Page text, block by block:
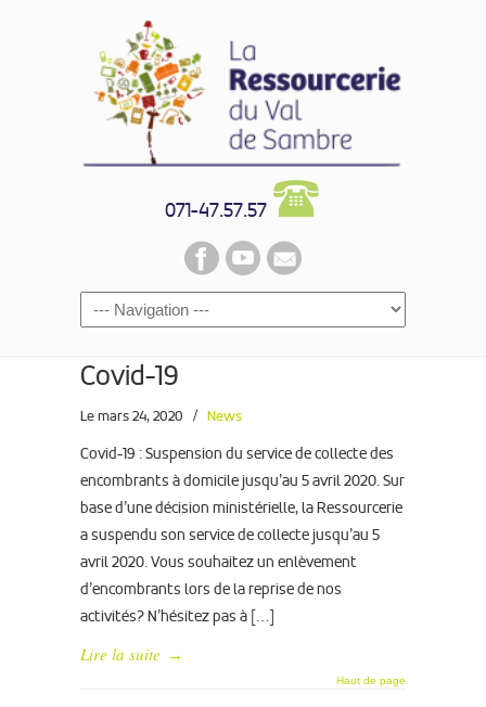
071-47.57.57
Covid-19
Le mars 24, 2020 / News
Covid-19 : Suspension du service de collecte des
encombrants à domicile jusqu’au 5 avril 2020. Sur
base d’une décision ministérielle, la Ressourcerie
a suspendu son service de collecte jusqu’au 5
avril 2020. Vous souhaitez un enlèvement
d’encombrants lors de la reprise de nos
activités? N’hésitez pas à […]
Lire la suite →
Haut de page